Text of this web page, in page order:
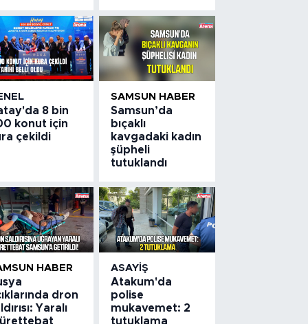
8 bin
konut için
çekildi
SAMSUN HABER
Samsun’da
bıçaklı
kavgadaki kadın
şüpheli
tutuklandı
HABER
dron
Yaralı
ASAYIŞ
Atakum'da
polise
mukavemet: 2
tutuklama